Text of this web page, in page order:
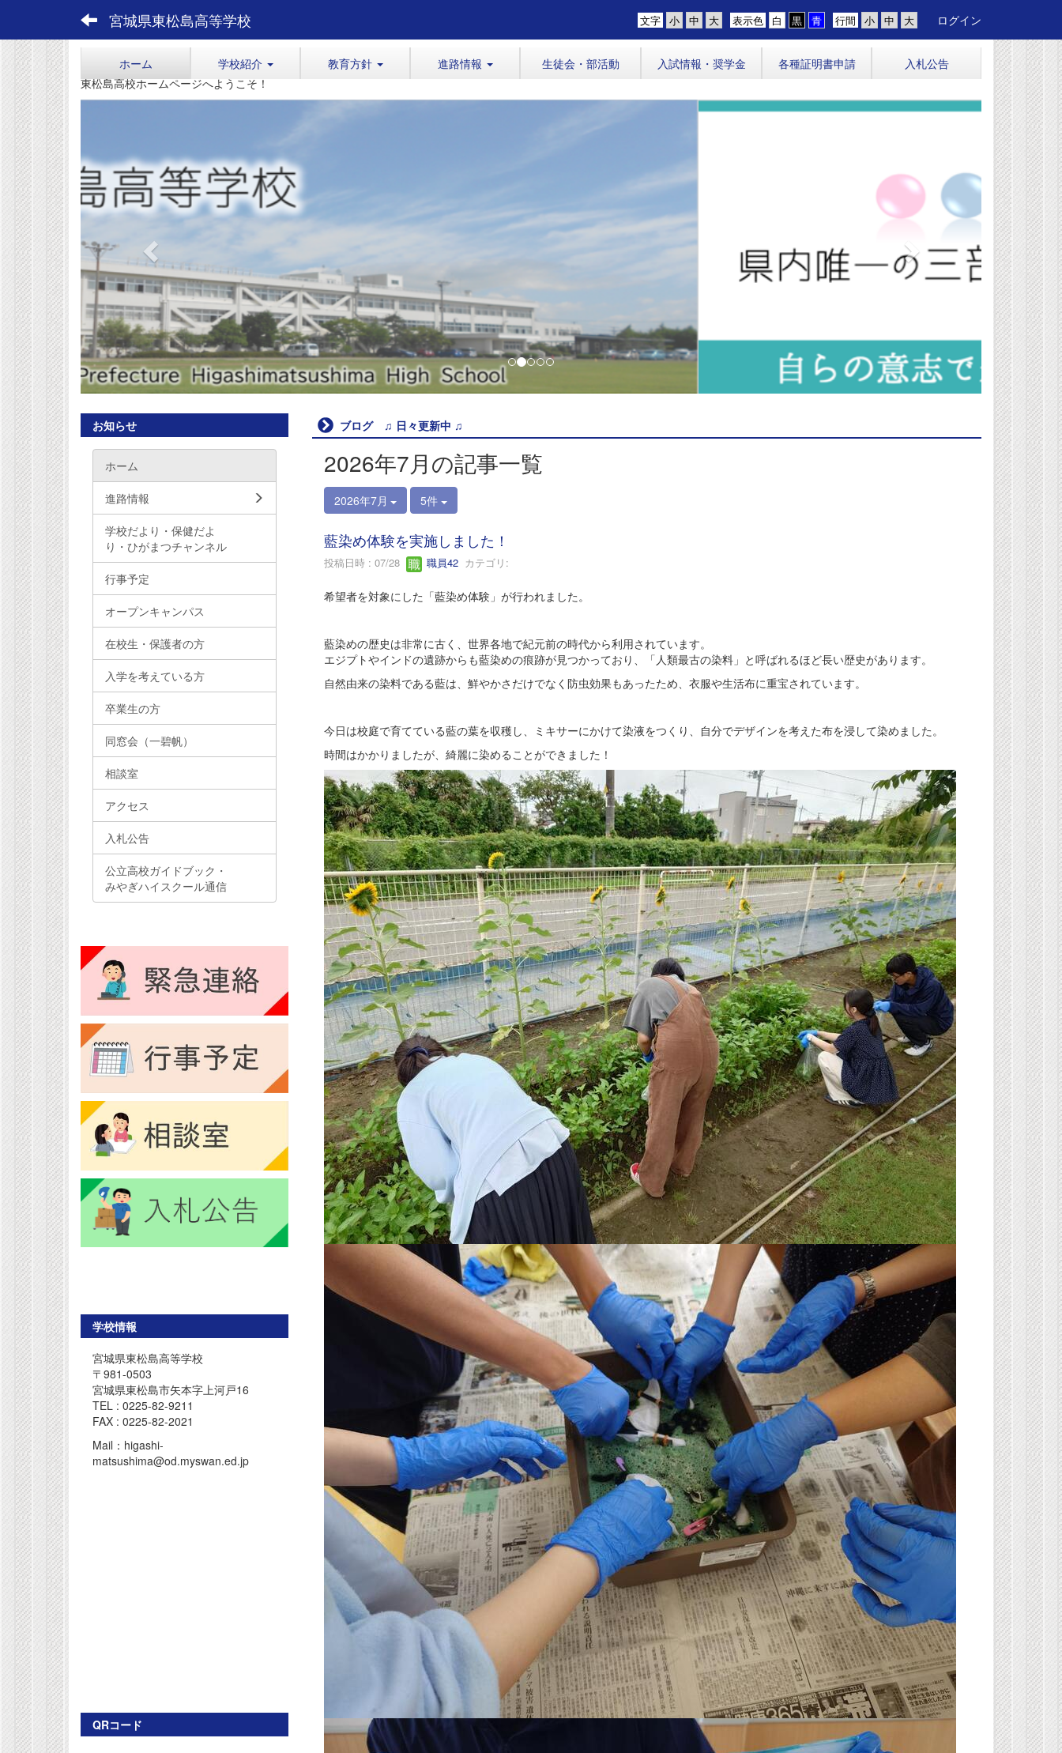
宮城県東松島高等学校 行間
表示色
文字 ログイン
ホーム 学校紹介 教育方針 進路情報 生徒会・部活動 入試情報・奨学金 各種証明書申請
入札公告
東松島高校ホームページへようこそ！
v
i
o
u
s
n
t
ブログ ♫ 日々更新中 ♫
2026年7月の記事一覧
2026年7月 5件
藍染め体験を実施しました！
投稿日時 : 07/28 職員42カテゴリ:
希望者を対象にした「藍染め体験」が行われました。
藍染めの歴史は非常に古く、世界各地で紀元前の時代から利用されています。
エジプトやインドの遺跡からも藍染めの痕跡が見つかっており、「人類最古の染料」と呼ばれるほど長い歴史があります。
自然由来の染料である藍は、鮮やかさだけでなく防虫効果もあったため、衣服や生活布に重宝されています。
今日は校庭で育てている藍の葉を収穫し、ミキサーにかけて染液をつくり、自分でデザインを考えた布を浸して染めました。
時間はかかりましたが、綺麗に染めることができました！
お知らせ
ホーム
進路情報
学校だより・保健だよ
り・ひがまつチャンネル
行事予定
オープンキャンパス
在校生・保護者の方
入学を考えている方
卒業生の方
同窓会（一碧帆）
相談室
アクセス
入札公告
公立高校ガイドブック・
みやぎハイスクール通信
学校情報
宮城県東松島高等学校
〒981-0503
宮城県東松島市矢本字上河戸16
TEL : 0225-82-9211
FAX : 0225-82-2021
Mail：higashi-
matsushima@od.myswan.ed.jp
QRコード